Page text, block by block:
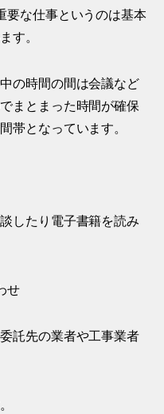
要な仕事というのは基本
す。
の時間の間は会議など
まとまった時間が確保
帯となっています。
したり電子書籍を読み
せ
託先の業者や工事業者